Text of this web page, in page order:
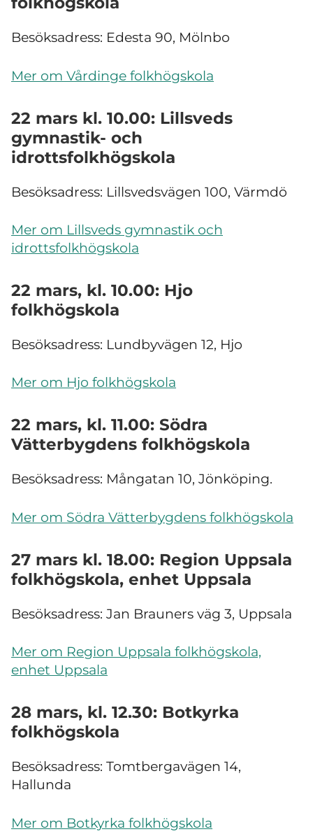
Besöksadress: Edesta 90, Mölnbo
Mer om Vårdinge folkhögskola
22 mars kl. 10.00: Lillsveds
gymnastik- och
idrottsfolkhögskola
Besöksadress: Lillsvedsvägen 100, Värmdö
Mer om Lillsveds gymnastik och
idrottsfolkhögskola
22 mars, kl. 10.00: Hjo
folkhögskola
Besöksadress: Lundbyvägen 12, Hjo
Mer om Hjo folkhögskola
22 mars, kl. 11.00: Södra
Vätterbygdens folkhögskola
Besöksadress: Mångatan 10, Jönköping.
Mer om Södra Vätterbygdens folkhögskola
27 mars kl. 18.00: Region Uppsala
folkhögskola, enhet Uppsala
Besöksadress: Jan Brauners väg 3, Uppsala
Mer om Region Uppsala folkhögskola,
enhet Uppsala
28 mars, kl. 12.30: Botkyrka
folkhögskola
Besöksadress: Tomtbergavägen 14,
Hallunda
Mer om Botkyrka folkhögskola